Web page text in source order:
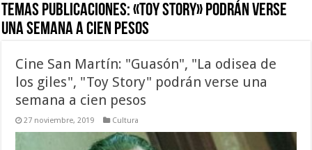
Temas Publicaciones:«Toy Story» podrán verse
una semana a cien pesos
Cine San Martín: "Guasón", "La odisea de
los giles", "Toy Story" podrán verse una
semana a cien pesos
27 noviembre, 2019 Cultura